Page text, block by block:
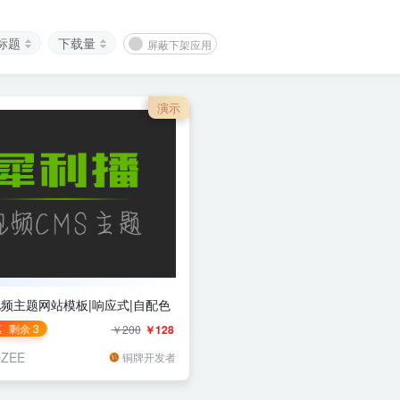
题 下载量 屏蔽下架应用
演示
主题网站模板|响应式|自配色
剩余 3 ￥128
￥200
铜牌开发者